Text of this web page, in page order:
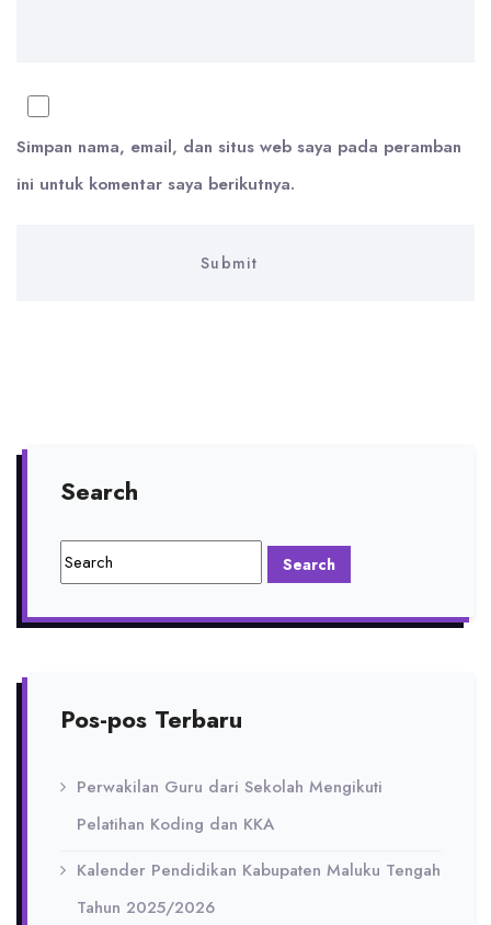
Simpan nama, email, dan situs web saya pada peramban
ini untuk komentar saya berikutnya.
Search
Pos-pos Terbaru
Perwakilan Guru dari Sekolah Mengikuti
Pelatihan Koding dan KKA
Kalender Pendidikan Kabupaten Maluku Tengah
Tahun 2025/2026